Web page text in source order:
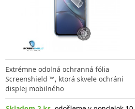
Extrémne odolná ochranná fólia
Screenshield ™, ktorá skvele ochráni
displej mobilného